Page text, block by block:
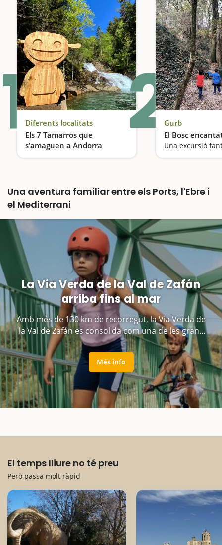
1 Diferents localitats
Els 7 Tamarros que
s’amaguen a Andorra
Descobreix els Tamarros d’Andorra, una activitat ideal per fer en família
2Gurb
El Bosc
Una aventura familiar entre els Ports, l'Ebre i
el Mediterrani
La Via Verda de la Val de Zafán
arriba fins al mar
Amb més de 130 km de recorregut, la Via Verda de
la Val de Zafán es consolida com una de les grans
rutes familiars de Catalunya
Més info
El temps lliure no té preu
Però passa molt ràpid